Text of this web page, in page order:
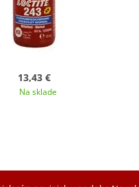
13,43 €
Na sklade